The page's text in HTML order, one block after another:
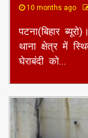
10 months ago
पटना(बिहार
थाना क्षेत्र में
घेराबंदी को...